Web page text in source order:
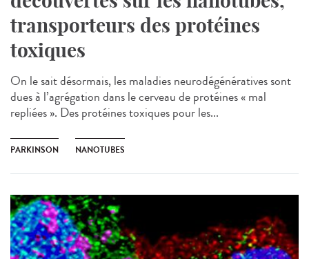
transporteurs des protéines
toxiques
On le sait désormais, les maladies neurodégénératives sont
dues à l’agrégation dans le cerveau de protéines « mal
repliées ». Des protéines toxiques pour les...
PARKINSON NANOTUBES